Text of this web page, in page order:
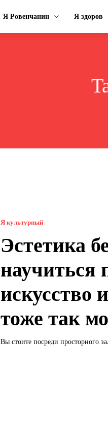
Я Ровенчанин Я здоров
Я культурный
Эстетика
научиться
искусство
тоже так
Вы стоите посреди просторного